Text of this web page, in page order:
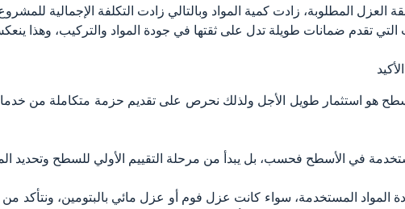
المطلوبة، زادت كمية المواد وبالتالي زادت التكلفة الإجمالية
تقدم ضمانات طويلة تدل على ثقتها في جودة المواد والتركيب، وهذا
هو استثمار طويل الأجل ولذلك نحرص على تقديم حزمة متكاملة من
في الأسطح فحسب، بل يبدأ من مرحلة التقييم الأولي للسطح وتحديد
المواد المستخدمة، سواء كانت عزل فوم أو عزل مائي بالبتومين، ونتأكد من